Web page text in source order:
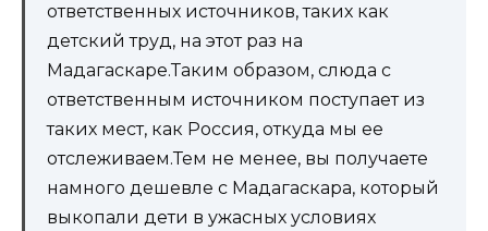
ответственных источников, таких как
детский труд, на этот раз на
Мадагаскаре.Таким образом, слюда с
ответственным источником поступает из
таких мест, как Россия, откуда мы ее
отслеживаем.Тем не менее, вы получаете
намного дешевле с Мадагаскара, который
выкопали дети в ужасных условиях